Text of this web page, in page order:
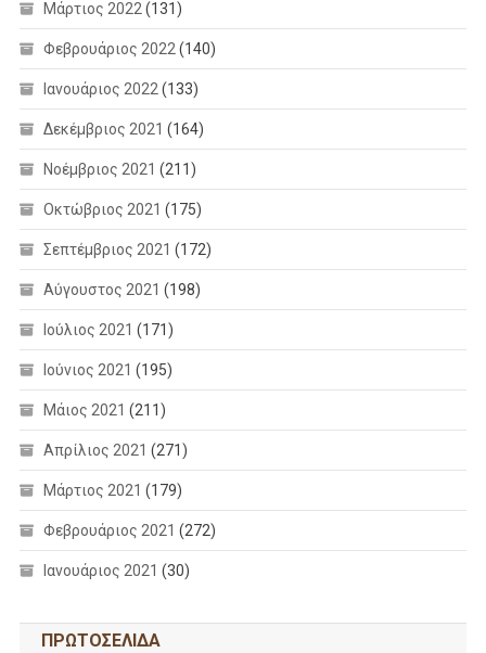
Μάρτιος 2022(131)
Φεβρουάριος 2022(140)
Ιανουάριος 2022(133)
Δεκέμβριος 2021 (164)
Νοέμβριος 2021 (211)
Οκτώβριος 2021 (175)
Σεπτέμβριος 2021 (172)
Αύγουστος 2021 (198)
Ιούλιος 2021 (171)
Ιούνιος 2021 (195)
Μάιος 2021 (211)
Απρίλιος 2021 (271)
Μάρτιος 2021 (179)
Φεβρουάριος 2021 (272)
Ιανουάριος 2021 (30)
ΠΡΩΤΟΣΕΛΙΔΑ